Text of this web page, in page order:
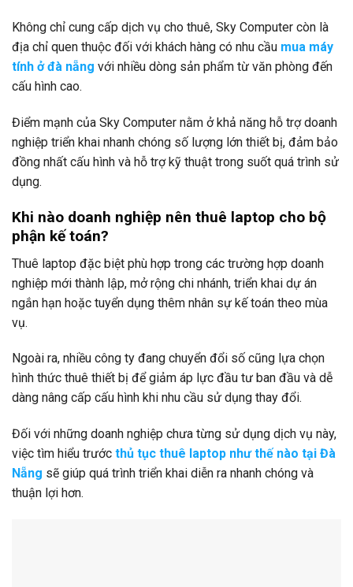
Không chỉ cung cấp dịch vụ cho thuê, Sky Computer còn là
địa chỉ quen thuộc đối với khách hàng có nhu cầu mua máy
tính ở đà nẵng với nhiều dòng sản phẩm từ văn phòng đến
cấu hình cao.
Điểm mạnh của Sky Computer nằm ở khả năng hỗ trợ doanh
nghiệp triển khai nhanh chóng số lượng lớn thiết bị, đảm bảo
đồng nhất cấu hình và hỗ trợ kỹ thuật trong suốt quá trình sử
dụng.
Khi nào doanh nghiệp nên thuê laptop cho bộ
phận kế toán?
Thuê laptop đặc biệt phù hợp trong các trường hợp doanh
nghiệp mới thành lập, mở rộng chi nhánh, triển khai dự án
ngắn hạn hoặc tuyển dụng thêm nhân sự kế toán theo mùa
vụ.
Ngoài ra, nhiều công ty đang chuyển đổi số cũng lựa chọn
hình thức thuê thiết bị để giảm áp lực đầu tư ban đầu và dễ
dàng nâng cấp cấu hình khi nhu cầu sử dụng thay đổi.
Đối với những doanh nghiệp chưa từng sử dụng dịch vụ này,
việc tìm hiểu trước thủ tục thuê laptop như thế nào tại Đà
Nẵng sẽ giúp quá trình triển khai diễn ra nhanh chóng và
thuận lợi hơn.